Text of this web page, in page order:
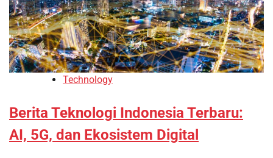
Technology
Berita Teknologi Indonesia Terbaru:
AI, 5G, dan Ekosistem Digital